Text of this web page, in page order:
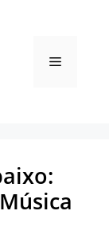
Menu